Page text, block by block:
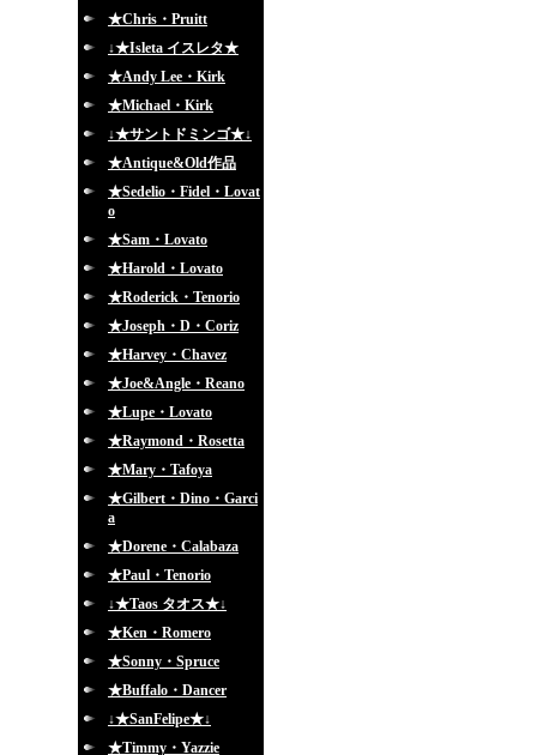
★Chris・Pruitt
↓★Isleta イスレタ★
★Andy Lee・Kirk
★Michael・Kirk
↓★サントドミンゴ★↓
★Antique&Old作品
★Sedelio・Fidel・Lovat
o
★Sam・Lovato
★Harold・Lovato
★Roderick・Tenorio
★Joseph・D・Coriz
★Harvey・Chavez
★Joe&Angle・Reano
★Lupe・Lovato
★Raymond・Rosetta
★Mary・Tafoya
★Gilbert・Dino・Garci
a
★Dorene・Calabaza
★Paul・Tenorio
↓★Taos タオス★↓
★Ken・Romero
★Sonny・Spruce
★Buffalo・Dancer
↓★SanFelipe★↓
★Timmy・Yazzie